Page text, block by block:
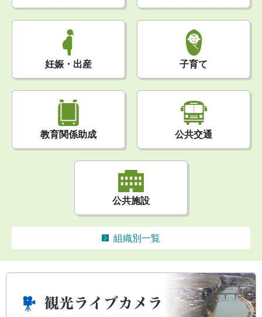
妊娠・出産 子育て
教育関係助成 公共交通
公共施設
組織別一覧